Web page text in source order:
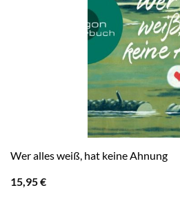
Wer alles weiß, hat keine Ahnung
15,95€